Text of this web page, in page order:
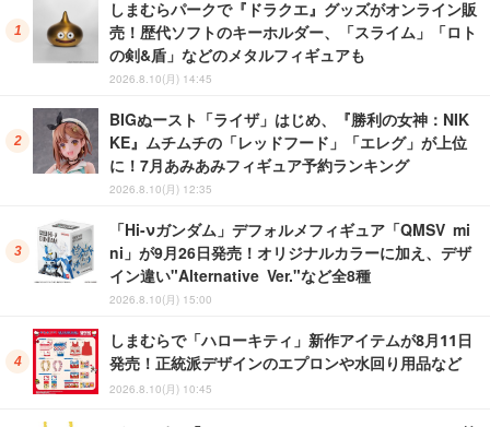
しまむらパークで『ドラクエ』グッズがオンライン販
売！歴代ソフトのキーホルダー、「スライム」「ロト
の剣&盾」などのメタルフィギュアも
2026.8.10(月) 14:45
BIGぬースト「ライザ」はじめ、『勝利の女神：NIK
KE』ムチムチの「レッドフード」「エレグ」が上位
に！7月あみあみフィギュア予約ランキング
2026.8.10(月) 12:35
「Hi-νガンダム」デフォルメフィギュア「QMSV mi
ni」が9月26日発売！オリジナルカラーに加え、デザ
イン違い"Alternative Ver."など全8種
2026.8.10(月) 15:00
しまむらで「ハローキティ」新作アイテムが8月11日
発売！正統派デザインのエプロンや水回り用品など
2026.8.10(月) 10:45